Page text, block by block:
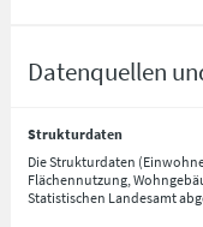
Datenquellen
Strukturdaten
Die Strukturdaten
Flächennutzung,
Statistischen Landesamt